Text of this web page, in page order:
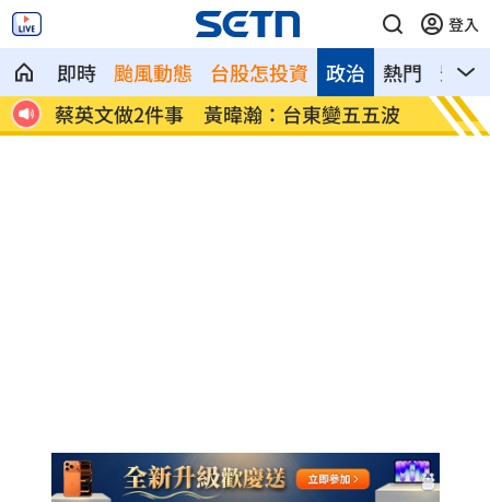
登入
即時 颱風動態 台股怎投資 熱門 影音
政治
部
蔡英文做2件事 黃暐瀚：台東變五五波 蔣萬